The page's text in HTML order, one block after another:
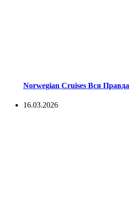
Norwegian Cruises Вся Правда
16.03.2026